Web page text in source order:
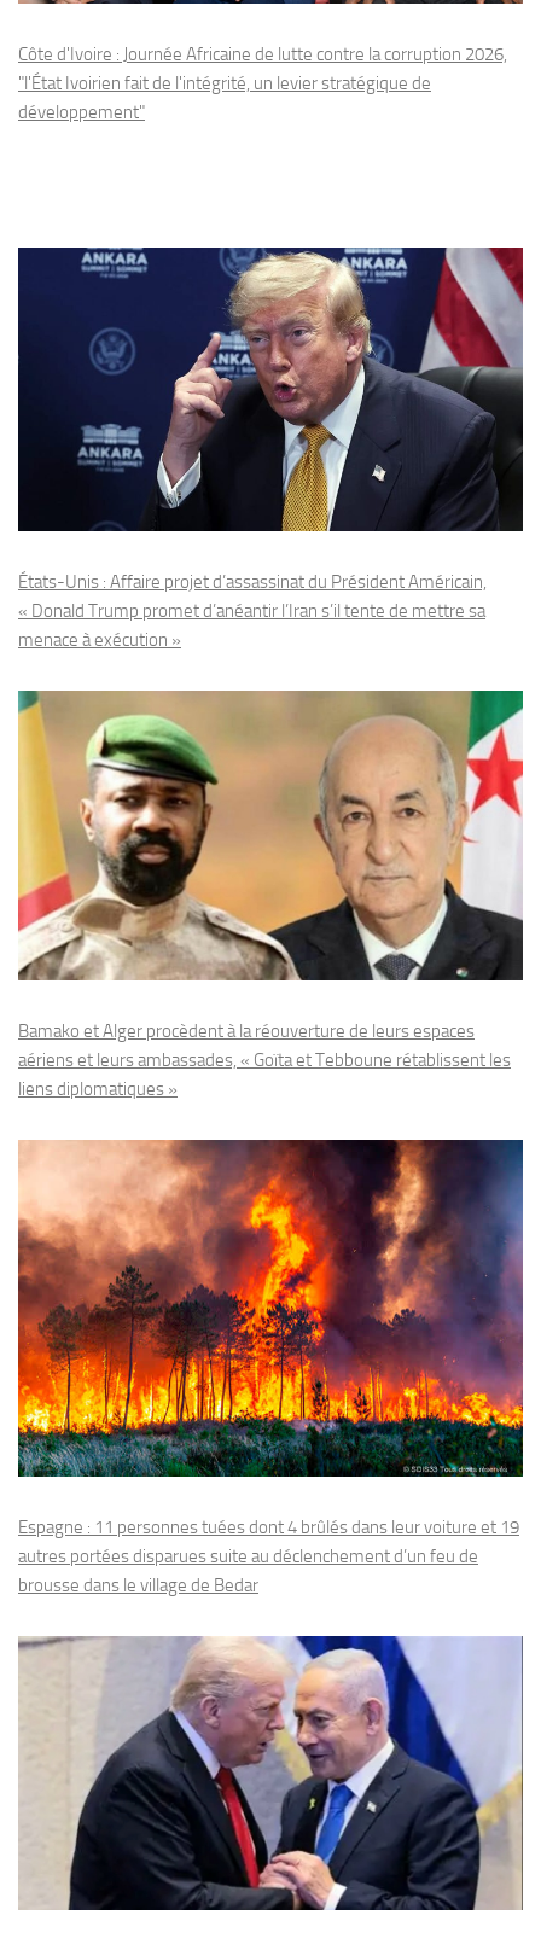
Côte d'Ivoire : Journée Africaine de lutte contre la corruption 2026,
"l'État Ivoirien fait de l'intégrité, un levier stratégique de
développement"
États-Unis : Affaire projet d’assassinat du Président Américain,
« Donald Trump promet d’anéantir l’Iran s’il tente de mettre sa
menace à exécution »
Bamako et Alger procèdent à la réouverture de leurs espaces
aériens et leurs ambassades, « Goïta et Tebboune rétablissent les
liens diplomatiques »
Espagne : 11 personnes tuées dont 4 brûlés dans leur voiture et 19
autres portées disparues suite au déclenchement d’un feu de
brousse dans le village de Bedar